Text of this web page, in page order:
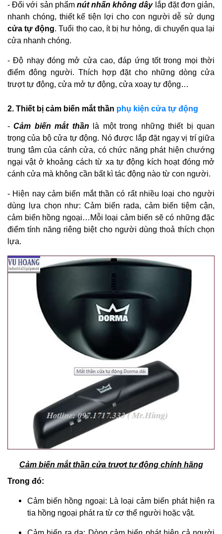
- Đối với sản phẩm nút nhấn không dây lắp đặt đơn giản,
nhanh chóng, thiết kế tiện lợi cho con người dễ sử dụng
cửa tự động. Tuổi thọ cao, ít bị hư hỏng, di chuyển qua lại
cửa nhanh chóng.
- Độ nhạy đóng mở cửa cao, đáp ứng tốt trong mọi thời
điểm đông người. Thích hợp đặt cho những dòng cửa
trượt tự động, cửa mở tự động, cửa xoay tự động…
2. Thiết bị cảm biến mắt thần phụ kiện cửa tự động
-Cảm biến mắt thần là một trong những thiết bị quan
trọng của bộ cửa tự động. Nó được lắp đặt ngay vị trí giữa
trung tâm của cánh cửa, có chức năng phát hiện chướng
ngại vật ở khoảng cách từ xa tự động kích hoạt đóng mở
cánh cửa mà không cần bất kì tác động nào từ con người.
- Hiện nay cảm biến mắt thần có rất nhiều loại cho người
dùng lựa chọn như: Cảm biến rada, cảm biến tiệm cận,
cảm biến hồng ngoại…Mỗi loại cảm biến sẽ có những đặc
điểm tính năng riêng biệt cho người dùng thoả thích chọn
lựa.
Cảm biến mắt thần cửa trượt tự động chính hãng
Trong đó:
Cảm biến hồng ngoại: Là loại cảm biến phát hiện ra
tia hồng ngoại phát ra từ cơ thể người hoặc vật.